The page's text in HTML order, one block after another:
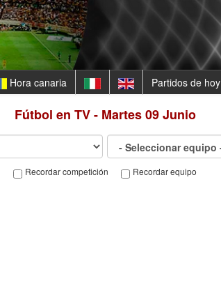
Hora canaria Partidos de hoy
Fútbol en TV - Martes 09 Junio
Recordar competición Recordar equipo